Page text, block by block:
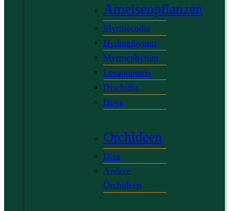
Ameisenpflanzen
Myrmecodia
Hydnophytum
Myrmephytum
Lecanopteris
Dischidia
Hoya
Orchideen
Disa
Andere
Orchideen